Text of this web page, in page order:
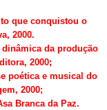
que conquistou o
2000.
da produção
2000;
poética e musical do
2000;
Branca da Paz.